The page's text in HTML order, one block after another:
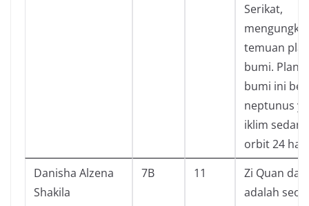
Serikat,
temuan
bumi.
bumi ini
neptunus
iklim
orbit 24
Danisha Alzena
Shakila
7B 11
Zi Quan
adalah